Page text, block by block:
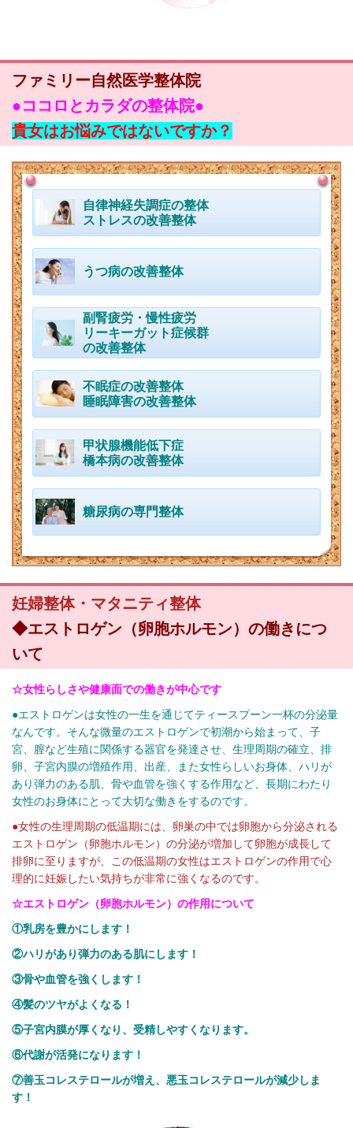
ファミリー自然医学整体院
●ココロとカラダの整体院●
貴女はお悩みではないですか？
自律神経失調症の整体
ストレスの改善整体
うつ病の改善整体
副腎疲労・慢性疲労
リーキーガット症候群
の改善整体
不眠症の改善整体
睡眠障害の改善整体
甲状腺機能低下症
橋本病の改善整体
糖尿病の専門整体
妊婦整体・マタニティ整体
◆エストロゲン（卵胞ホルモン）の働きにつ
いて
☆女性らしさや健康面での働きが中心です
●エストロゲンは女性の一生を通じてティースプーン一杯の分泌量
なんです。そんな微量のエストロゲンで初潮から始まって、子
宮、膣など生殖に関係する器官を発達させ、生理周期の確立、排
卵、子宮内膜の増殖作用、出産、また女性らしいお身体、ハリが
あり弾力のある肌、骨や血管を強くする作用など、長期にわたり
女性のお身体にとって大切な働きをするのです。
●女性の生理周期の低温期には、卵巣の中では卵胞から分泌される
エストロゲン（卵胞ホルモン）の分泌が増加して卵胞が成長して
排卵に至りますが、この低温期の女性はエストロゲンの作用で心
理的に妊娠したい気持ちが非常に強くなるのです。
☆エストロゲン（卵胞ホルモン）の作用について
①乳房を豊かにします！
②ハリがあり弾力のある肌にします！
③骨や血管を強くします！
④髪のツヤがよくなる！
⑤子宮内膜が厚くなり、受精しやすくなります。
⑥代謝が活発になります！
⑦善玉コレステロールが増え、悪玉コレステロールが減少しま
す！